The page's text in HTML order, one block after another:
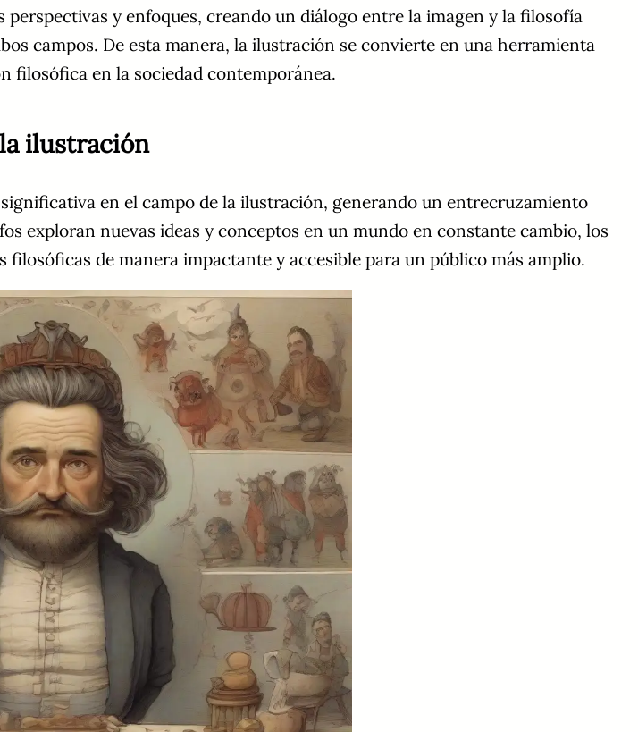
y enfoques, creando un diálogo entre la imagen y la filosofía
campos. De esta manera, la ilustración se convierte en una herramienta
filosófica en la sociedad contemporánea.
ilustración
en el campo de la ilustración, generando un entrecruzamiento
exploran nuevas ideas y conceptos en un mundo en constante cambio, los
de manera impactante y accesible para un público más amplio.